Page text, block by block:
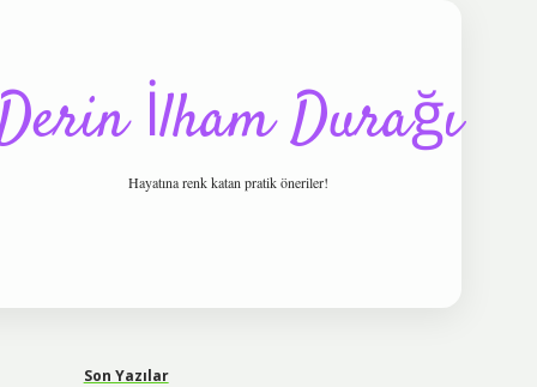
İlham Durağı
Hayatına renk katan pratik öneriler!
Son Yazılar